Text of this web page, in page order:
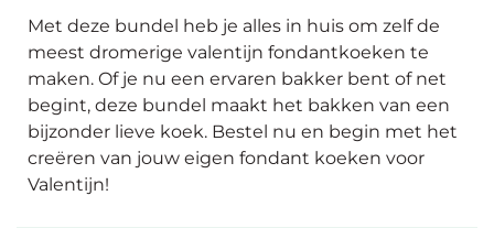
Met deze bundel heb je alles in huis om zelf de
meest dromerige valentijn fondantkoeken te
maken. Of je nu een ervaren bakker bent of net
begint, deze bundel maakt het bakken van een
bijzonder lieve koek. Bestel nu en begin met het
creëren van jouw eigen fondant koeken voor
Valentijn!